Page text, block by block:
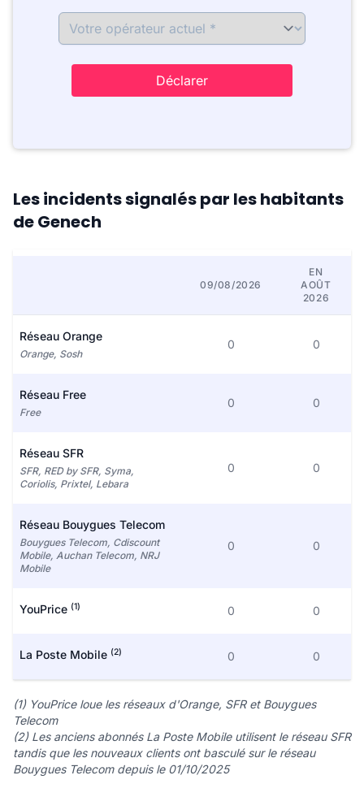
Déclarer
Les incidents signalés par les habitants
de Genech
09/08/2026
EN
AOÛT
2026
Réseau Orange
Orange, Sosh
0 0
Réseau Free
Free
0 0
Réseau SFR
SFR, RED by SFR, Syma,
Coriolis, Prixtel, Lebara
0 0
Réseau Bouygues Telecom
Bouygues Telecom, Cdiscount
Mobile, Auchan Telecom, NRJ
Mobile
0 0
YouPrice (1) 0 0
La Poste Mobile (2) 0 0
(1) YouPrice loue les réseaux d'Orange, SFR et Bouygues
Telecom
(2) Les anciens abonnés La Poste Mobile utilisent le réseau SFR
tandis que les nouveaux clients ont basculé sur le réseau
Bouygues Telecom depuis le 01/10/2025